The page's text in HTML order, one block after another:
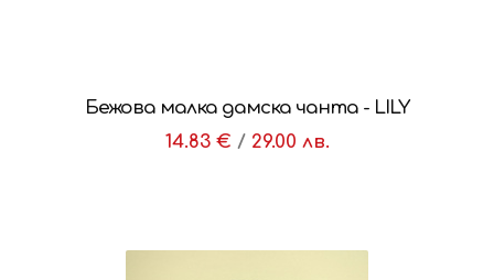
Бежова малка дамска чанта - LILY
14.83 € / 29.00 лв.